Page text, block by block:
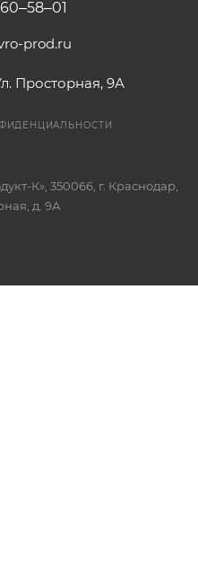
prod.ru
Просторная, 9А
К», 350066, г. Краснодар,
д. 9А